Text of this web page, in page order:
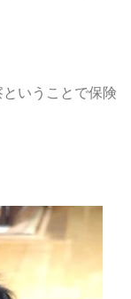
いうことで保険